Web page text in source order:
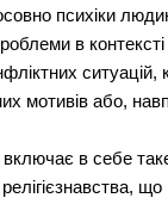
психіки
в контексті
ситуацій,
мотивів або,
в себе